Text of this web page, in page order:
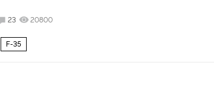
23 20800
F-35